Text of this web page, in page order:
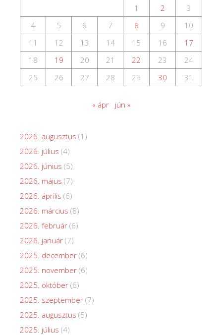
1
2
3
4
5 6 7 8 9
10
11
12 13 14 15 16
17
18
19 20 21 22 23
24
25
26 27 28 29 30 31
« ápr jún »
2026. augusztus (1)
2026. július (4)
2026. június (5)
2026. május (7)
2026. április (6)
2026. március (8)
2026. február (6)
2026. január (7)
2025. december (6)
2025. november (6)
2025. október (6)
2025. szeptember (7)
2025. augusztus (5)
2025. július (4)